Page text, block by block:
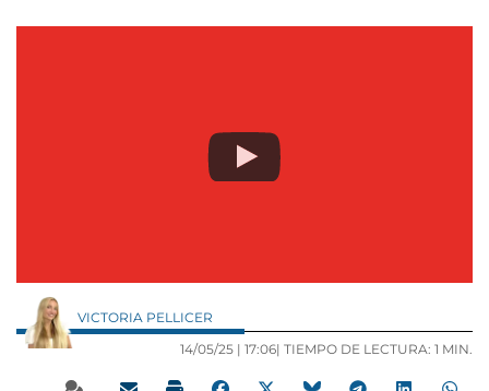
VICTORIA PELLICER
14/05/25 | 17:06| TIEMPO DE LECTURA: 1 MIN.